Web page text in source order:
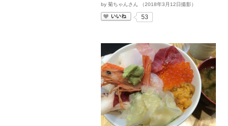
by 菊ちゃんさん （2018年3 月 12日撮影）
いいね
53